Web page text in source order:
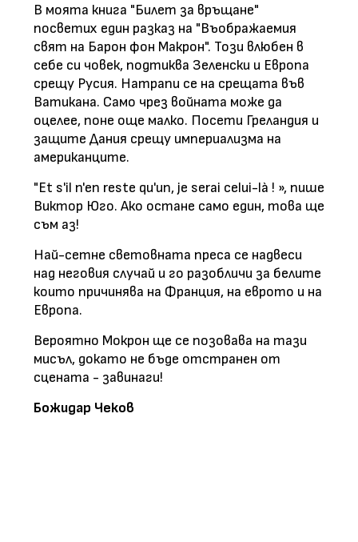
В моята книга "Билет за връщане"
посветих един разказ на "Въображаемия
свят на Барон фон Макрон". Този влюбен в
себе си човек, подтиква Зеленски и Европа
срещу Русия. Натрапи се на срещата във
Ватикана. Само чрез войната може да
оцелее, поне още малко. Посети Греландия и
защите Дания срещу империализма на
американците.
"Et s'il n'en reste qu'un, je serai celui-là ! », пише
Виктор Юго. Ако остане само един, това ще
съм аз!
Най-сетне световната преса се надвеси
над неговия случай и го разобличи за белите
които причинява на Франция, на еврото и на
Европа.
Вероятно Мокрон ще се позовава на тази
мисъл, докато не бъде отстранен от
сцената - завинаги!
Божидар Чеков